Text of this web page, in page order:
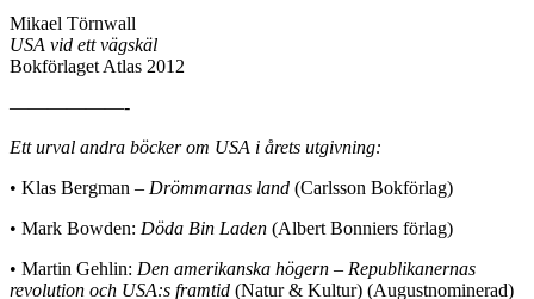
Kent Werne
Amerikansk höst
Reportage från ojämlikhetens land
USA vid ett vägskäl
Bokförlaget Atlas 2012
——————-